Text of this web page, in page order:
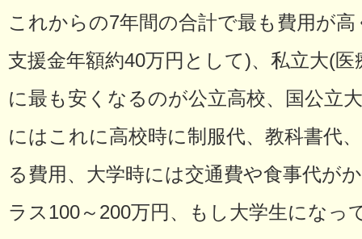
これからの7年間の合計で最も費用が
支援金年額約40万円として)、私立大(
に最も安くなるのが公立高校、国公立
にはこれに高校時に制服代、教科書代
る費用、大学時には交通費や食事代が
ラス100～200万円、もし大学生になっ